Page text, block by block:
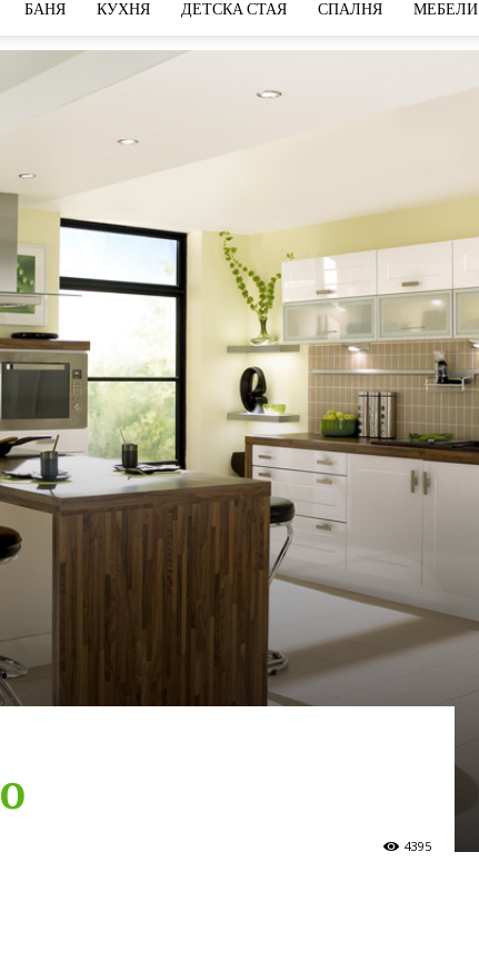
БАНЯ КУХНЯ ДЕТСКА СТАЯ СПАЛНЯ МЕБЕЛИ
4395